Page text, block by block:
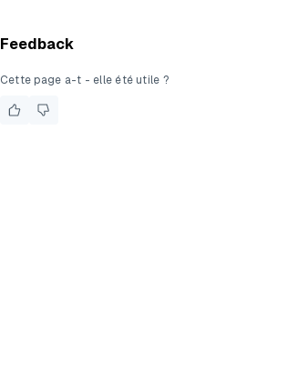
Feedback
Cette page a-t - elle été utile ?